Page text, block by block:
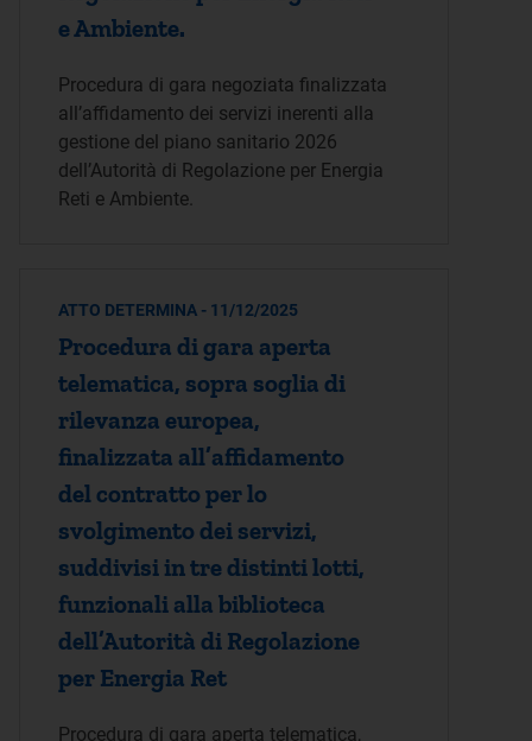
e Ambiente.
Procedura di gara negoziata finalizzata
all’affidamento dei servizi inerenti alla
gestione del piano sanitario 2026
dell’Autorità di Regolazione per Energia
Reti e Ambiente.
ATTO DETERMINA - 11/12/2025
Procedura di gara aperta
telematica, sopra soglia di
rilevanza europea,
finalizzata all’affidamento
del contratto per lo
svolgimento dei servizi,
suddivisi in tre distinti lotti,
funzionali alla biblioteca
dell’Autorità di Regolazione
per Energia Ret
Procedura di gara aperta telematica,